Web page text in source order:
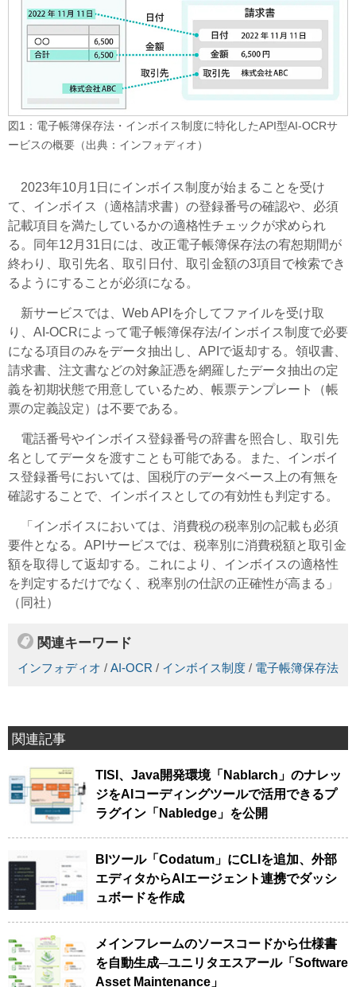
図1：電子帳簿保存法・インボイス制度に特化したAPI型AI-OCRサ
ービスの概要（出典：インフォディオ）
2023年10月1日にインボイス制度が始まることを受け
て、インボイス（適格請求書）の登録番号の確認や、必須
記載項目を満たしているかの適格性チェックが求められ
る。同年12月31日には、改正電子帳簿保存法の宥恕期間が
終わり、取引先名、取引日付、取引金額の3項目で検索でき
るようにすることが必須になる。
新サービスでは、Web APIを介してファイルを受け取
り、AI-OCRによって電子帳簿保存法/インボイス制度で必要
になる項目のみをデータ抽出し、APIで返却する。領収書、
請求書、注文書などの対象証憑を網羅したデータ抽出の定
義を初期状態で用意しているため、帳票テンプレート（帳
票の定義設定）は不要である。
電話番号やインボイス登録番号の辞書を照合し、取引先
名としてデータを渡すことも可能である。また、インボイ
ス登録番号においては、国税庁のデータベース上の有無を
確認することで、インボイスとしての有効性も判定する。
「インボイスにおいては、消費税の税率別の記載も必須
要件となる。APIサービスでは、税率別に消費税額と取引金
額を取得して返却する。これにより、インボイスの適格性
を判定するだけでなく、税率別の仕訳の正確性が高まる」
（同社）
関連キーワード
インフォディオ / AI-OCR / インボイス制度 / 電子帳簿保存法
関連記事
TISI、Java開発環境「Nablarch」のナレッ
ジをAIコーディングツールで活用できるプ
ラグイン「Nabledge」を公開
BIツール「Codatum」にCLIを追加、外部
エディタからAIエージェント連携でダッシ
ュボードを作成
メインフレームのソースコードから仕様書
を自動生成─ユニリタエスアール「Software
Asset Maintenance」